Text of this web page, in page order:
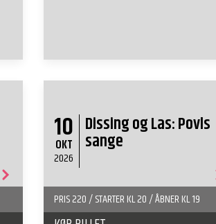
10
OKT
2026
Dissing og Las: Povls
sange
PRIS 220 / STARTER KL 20 / ÅBNER KL 19